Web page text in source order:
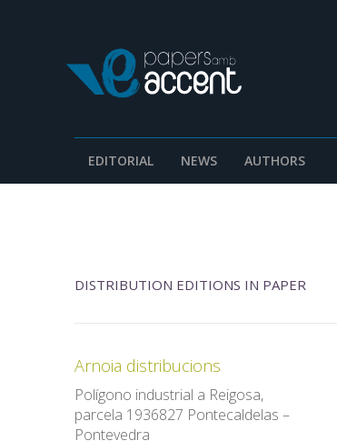
EDITORIAL NEWS AUTHORS
DISTRIBUTION EDITIONS IN PAPER
Arnoia distribucions
Polígono industrial a Reigosa,
parcela 1936827 Pontecaldelas –
Pontevedra